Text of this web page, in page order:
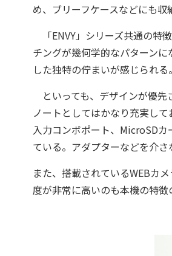
め、ブリーフケースなどにも収
「ENVY」シリーズ共通の特
チングが幾何学的なパターン
した独特の佇まいが感じられる。
といっても、デザインが優先
ノートとしてはかなり充実し
入力コンボポート、MicroSD
ている。アダプターなどを介
また、搭載されているWEBカ
度が非常に高いのも本機の特徴